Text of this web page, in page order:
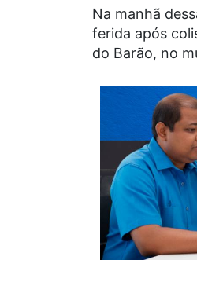
Na manhã
ferida após
do Barão, no